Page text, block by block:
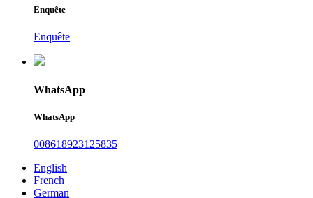
Enquête
Enquête
WhatsApp
WhatsApp
008618923125835
English
French
German